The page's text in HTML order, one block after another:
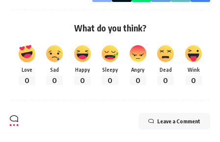
What do you think?
Love
0
Sad
0
Happy
0
Sleepy
0
Angry
0
Dead
0
Wink
0
Leave a Comment